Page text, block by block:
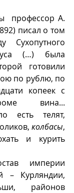
профессор А.
писал о том
Сухопутного
(…) была
готовили
по рублю, по
копеек с
вина...
есть телят,
колбасы,
и курить
империи
– Курляндии,
районов